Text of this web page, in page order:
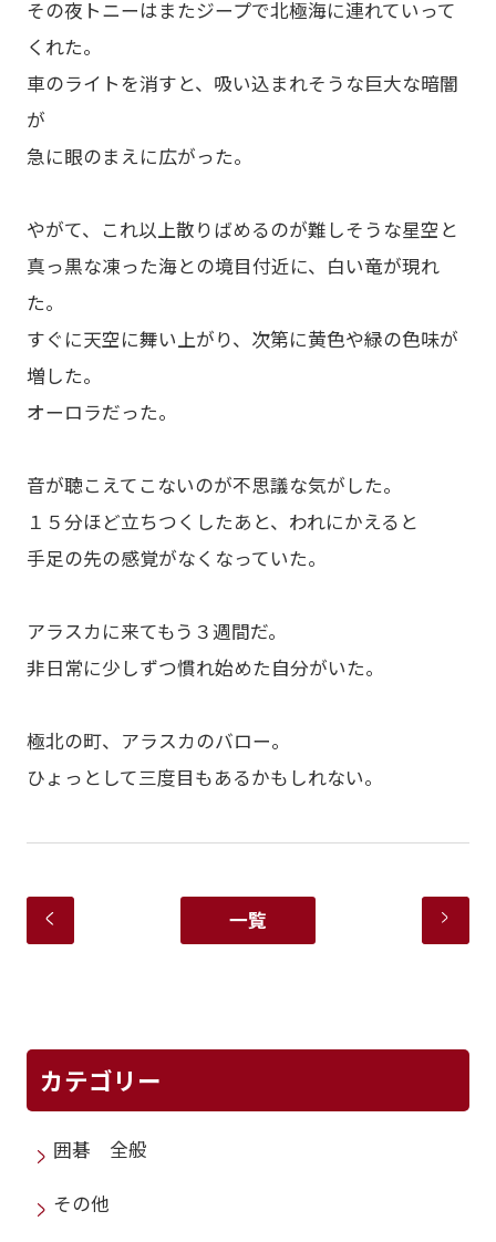
その夜トニーはまたジープで北極海に連れていって
くれた。
車のライトを消すと、吸い込まれそうな巨大な暗闇
が
急に眼のまえに広がった。
やがて、これ以上散りばめるのが難しそうな星空と
真っ黒な凍った海との境目付近に、白い竜が現れ
た。
すぐに天空に舞い上がり、次第に黄色や緑の色味が
増した。
オーロラだった。
音が聴こえてこないのが不思議な気がした。
１５分ほど立ちつくしたあと、われにかえると
手足の先の感覚がなくなっていた。
アラスカに来てもう３週間だ。
非日常に少しずつ慣れ始めた自分がいた。
極北の町、アラスカのバロー。
ひょっとして三度目もあるかもしれない。
一覧
カテゴリー
囲碁 全般
その他